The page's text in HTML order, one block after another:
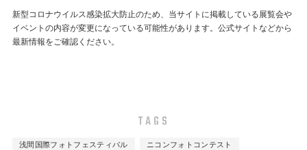
新型コロナウイルス感染拡大防止のため、当サイトに掲載している展覧会や
イベントの内容が変更になっている可能性があります。公式サイトなどから
最新情報をご確認ください。
TAGS
浅間国際フォトフェスティバル ニコンフォトコンテスト